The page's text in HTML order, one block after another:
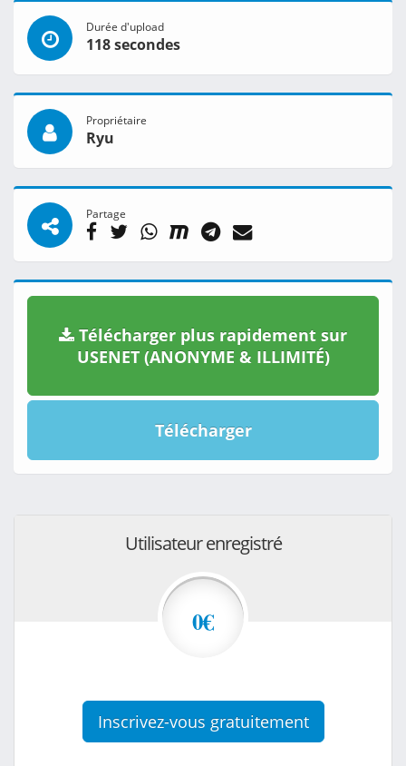
Durée d'upload
118 secondes
Propriétaire
Ryu
Partage
Télécharger plus rapidement sur
USENET (ANONYME & ILLIMITÉ)
Télécharger
Utilisateur enregistré
0€
Inscrivez-vous gratuitement